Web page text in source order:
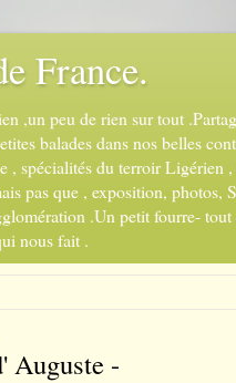
France.
,un peu de rien sur tout
balades dans nos belles
, spécialités du terroir Ligérien ,
pas que , exposition, photos,
.Un petit fourre-
nous fait .
Auguste -